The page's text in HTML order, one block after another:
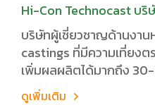
Hi-Con Technocast บ
บริษัทผู้เชี่ยวชาญด้านงา
castings ที่มีความเที่ยงต
เพิ่มผลผลิตได้มากถึง
ดูเพิ่มเติม